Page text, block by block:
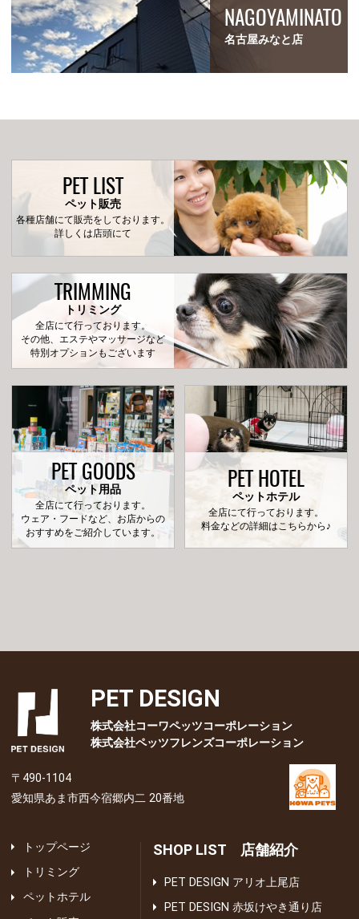
NAGOYAMINATO
名古屋みなと店
PET LIST
ペット販売
各種店舗にて販売をしております。
詳しくは店頭にて
TRIMMING
トリミング
全店にて行っております。
その他、エステやマッサージなど
特別オプションもございます
PET GOODS
ペット用品
全店にて行っております。
ウェア・フードなど、お店からの
おすすめをご紹介しています。
PET HOTEL
ペットホテル
全店にて行っております。
料金などの詳細はこちらから♪
PET DESIGN
株式会社コーワペッツコーポレーション
株式会社ペッツフレンズコーポレーション
〒490-1104
愛知県あま市西今宿郷内二 20番地
トップページ
トリミング
ペットホテル
SHOP LIST 店舗紹介
PET DESIGN アリオ上尾店
PET DESIGN 赤坂けやき通り店